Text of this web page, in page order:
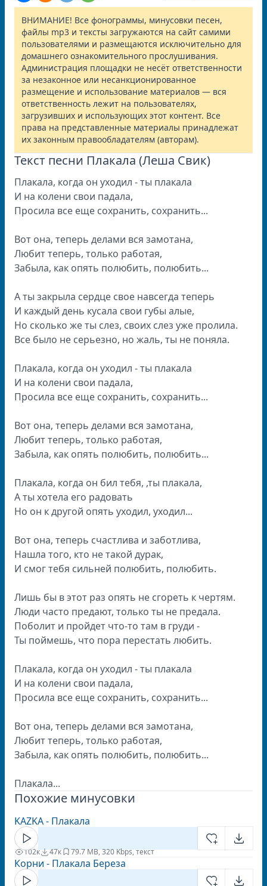
ВНИМАНИЕ! Все фонограммы, минусовки песен,
файлы mp3 и тексты загружаются на сайт самими
пользователями и размещаются исключительно для
домашнего ознакомительного прослушивания.
Администрация площадки не несёт ответственности
за незаконное или несанкционированное
размещение и использование материалов — вся
ответственность лежит на пользователях,
загрузивших и использующих этот контент. Все
права на представленные материалы принадлежат
их законным правообладателям (авторам).
Текст песни Плакала (Леша Свик)
Плакала, когда он уходил - ты плакала
И на колени свои падала,
Просила все еще сохранить, сохранить...
Вот она, теперь делами вся замотана,
Любит теперь, только работая,
Забыла, как опять полюбить, полюбить...
А ты закрыла сердце свое навсегда теперь
И каждый день кусала свои губы алые,
Но сколько же ты слез, своих слез уже пролила.
Все было не серьезно, но жаль, ты не поняла.
Плакала, когда он уходил - ты плакала
И на колени свои падала,
Просила все еще сохранить, сохранить...
Вот она, теперь делами вся замотана,
Любит теперь, только работая,
Забыла, как опять полюбить, полюбить...
Плакала, когда он бил тебя, ,ты плакала,
А ты хотела его радовать
Но он к другой опять уходил, уходил...
Вот она, теперь счастлива и заботлива,
Нашла того, кто не такой дурак,
И смог тебя сильней полюбить, полюбить.
Лишь бы в этот раз опять не сгореть к чертям.
Люди часто предают, только ты не предала.
Поболит и пройдет что-то там в груди -
Ты поймешь, что пора перестать любить.
Плакала, когда он уходил - ты плакала
И на колени свои падала,
Просила все еще сохранить, сохранить...
Вот она, теперь делами вся замотана,
Любит теперь, только работая,
Забыла, как опять полюбить, полюбить...
Плакала...
Похожие минусовки
KAZKA - Плакала
102к 47к 79.7 MB, 320 Kbps, текст
Корни - Плакала Береза